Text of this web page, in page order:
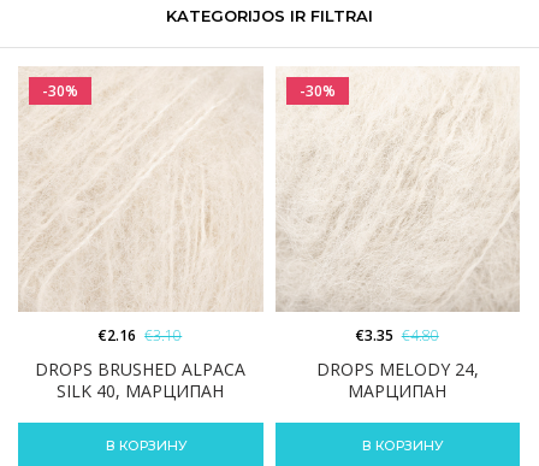
KATEGORIJOS IR FILTRAI
-30%
DROPS BRUSHED ALPACA
SILK 40, МАРЦИПАН
€2.16 €3.10
В КОРЗИНУ
-30%
DROPS MELODY 24,
МАРЦИПАН
€3.35 €4.80
В КОРЗИНУ